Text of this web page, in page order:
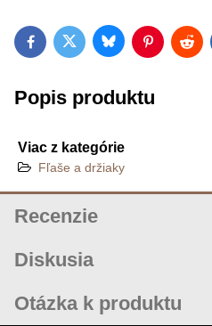
FacebookTwitterBlueskyPinterest
Popis produktu
Viac z kategórie
Fľaše a držiaky
Recenzie
Diskusia
Zatiaľ nie sú žiadne komentáre!
Otázka k produktu